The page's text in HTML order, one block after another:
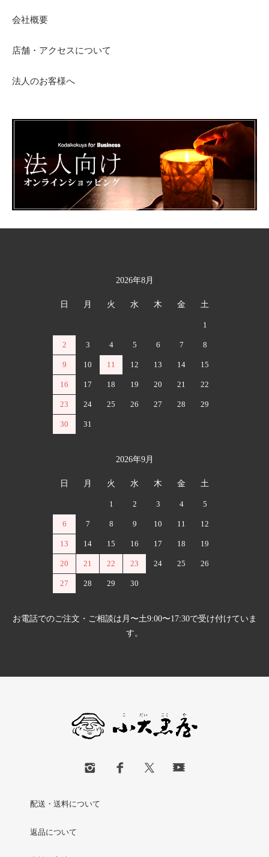
会社概要
店舗・アクセスについて
法人のお客様へ
2026年8月
日 月 火 水 木 金 土
1
2 3 4 5 6 7 8
9 10 11 12 13 14 15
16 17 18 19 20 21 22
23 24 25 26 27 28 29
30 31
2026年9月
日 月 火 水 木 金 土
1 2 3 4 5
6 7 8 9 10 11 12
13 14 15 16 17 18 19
20 21 22 23 24 25 26
27 28 29 30
お電話でのご注文・ご相談は月〜土9:00〜17:30で受け付けていま
す。
配送・送料について
返品について